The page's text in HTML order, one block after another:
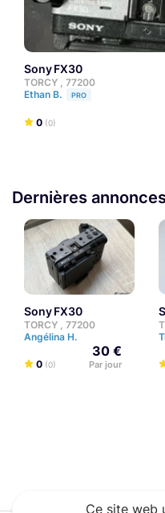
Sony FX30
TORCY , 77200
Ethan B.
PRO
0 (0)
Dernières
Sony FX30
TORCY , 77200
Angélina H.
0 (0)
30 €
Par jour